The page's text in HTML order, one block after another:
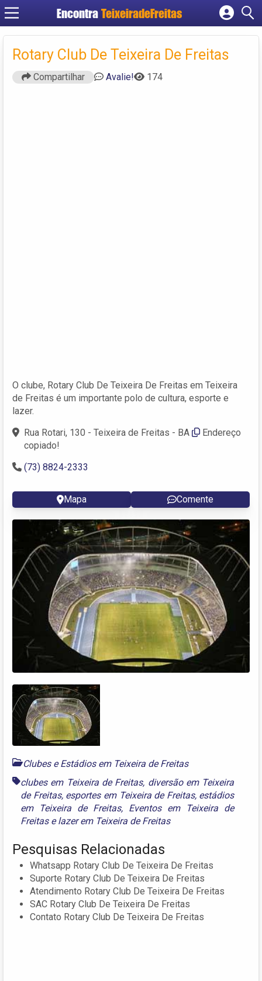
Encontra TeixeiradeFreitas
Cadastrar empresa
Criar conta
Rotary Club De Teixeira De Freitas
Compartilhar Avalie! 174
O clube, Rotary Club De Teixeira De Freitas em Teixeira
de Freitas é um importante polo de cultura, esporte e
lazer.
Rua Rotari, 130 - Teixeira de Freitas - BA
Endereço
copiado!
(73) 8824-2333
Mapa Comente
Clubes e Estádios em Teixeira de Freitas
clubes em Teixeira de Freitas, diversão em Teixeira
de Freitas, esportes em Teixeira de Freitas, estádios
em Teixeira de Freitas, Eventos em Teixeira de
Freitaselazer em Teixeira de Freitas
Pesquisas Relacionadas
Whatsapp Rotary Club De Teixeira De Freitas
Suporte Rotary Club De Teixeira De Freitas
Atendimento Rotary Club De Teixeira De Freitas
SAC Rotary Club De Teixeira De Freitas
Contato Rotary Club De Teixeira De Freitas